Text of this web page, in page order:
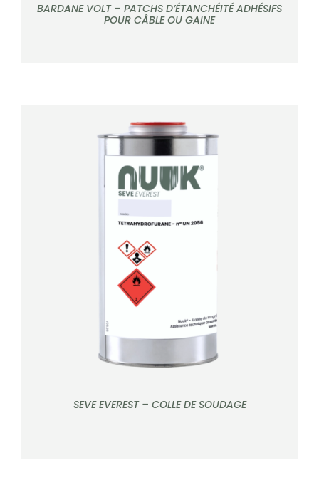
BARDANE VOLT – PATCHS D’ÉTANCHÉITÉ ADHÉSIFS
POUR CÂBLE OU GAINE
DÉTAILS
SEVE EVEREST – COLLE DE SOUDAGE